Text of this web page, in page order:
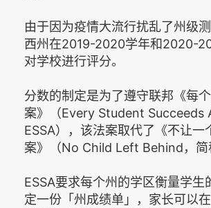
由于因为疫情大流行扰乱了州级
西州在2019-2020学年和2020-
对学校进行评分。
分数的制定是为了遵守联邦《每
案》（Every Student Succeeds
ESSA），该法案取代了《不让一
案》（No Child Left Behind，简
ESSA要求每个州的学区衡量学生
定一份「州成绩单」，家长可以